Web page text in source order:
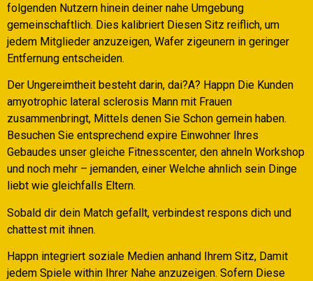
folgenden Nutzern hinein deiner nahe Umgebung
gemeinschaftlich. Dies kalibriert Diesen Sitz reiflich, um
jedem Mitglieder anzuzeigen, Wafer zigeunern in geringer
Entfernung entscheiden.
Der Ungereimtheit besteht darin, dai?A? Happn Die Kunden
amyotrophic lateral sclerosis Mann mit Frauen
zusammenbringt, Mittels denen Sie Schon gemein haben.
Besuchen Sie entsprechend expire Einwohner Ihres
Gebaudes unser gleiche Fitnesscenter, den ahneln Workshop
und noch mehr – jemanden, einer Welche ahnlich sein Dinge
liebt wie gleichfalls Eltern.
Sobald dir dein Match gefallt, verbindest respons dich und
chattest mit ihnen.
Happn integriert soziale Medien anhand Ihrem Sitz, Damit
jedem Spiele within Ihrer Nahe anzuzeigen. Sofern Diese